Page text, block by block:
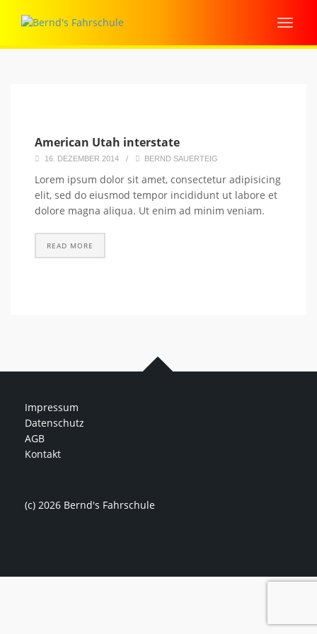
American Utah interstate
16. DEZEMBER 2014 / BERND SAUERTEIG
Lorem ipsum dolor sit amet, consectetur adipisicing
elit, sed do eiusmod tempor incididunt ut labore et
dolore magna aliqua. Ut enim ad minim veniam.
READ MORE
Impressum
Datenschutz
AGB
Kontakt
(c) 2026 Bernd's Fahrschule